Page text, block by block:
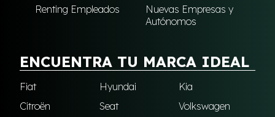
Renting Empleados
Nuevas Empresas y
Autónomos
ENCUENTRA TU MARCA IDEAL
Fiat Hyundai
Kia
Citroën
Seat
Volkswagen